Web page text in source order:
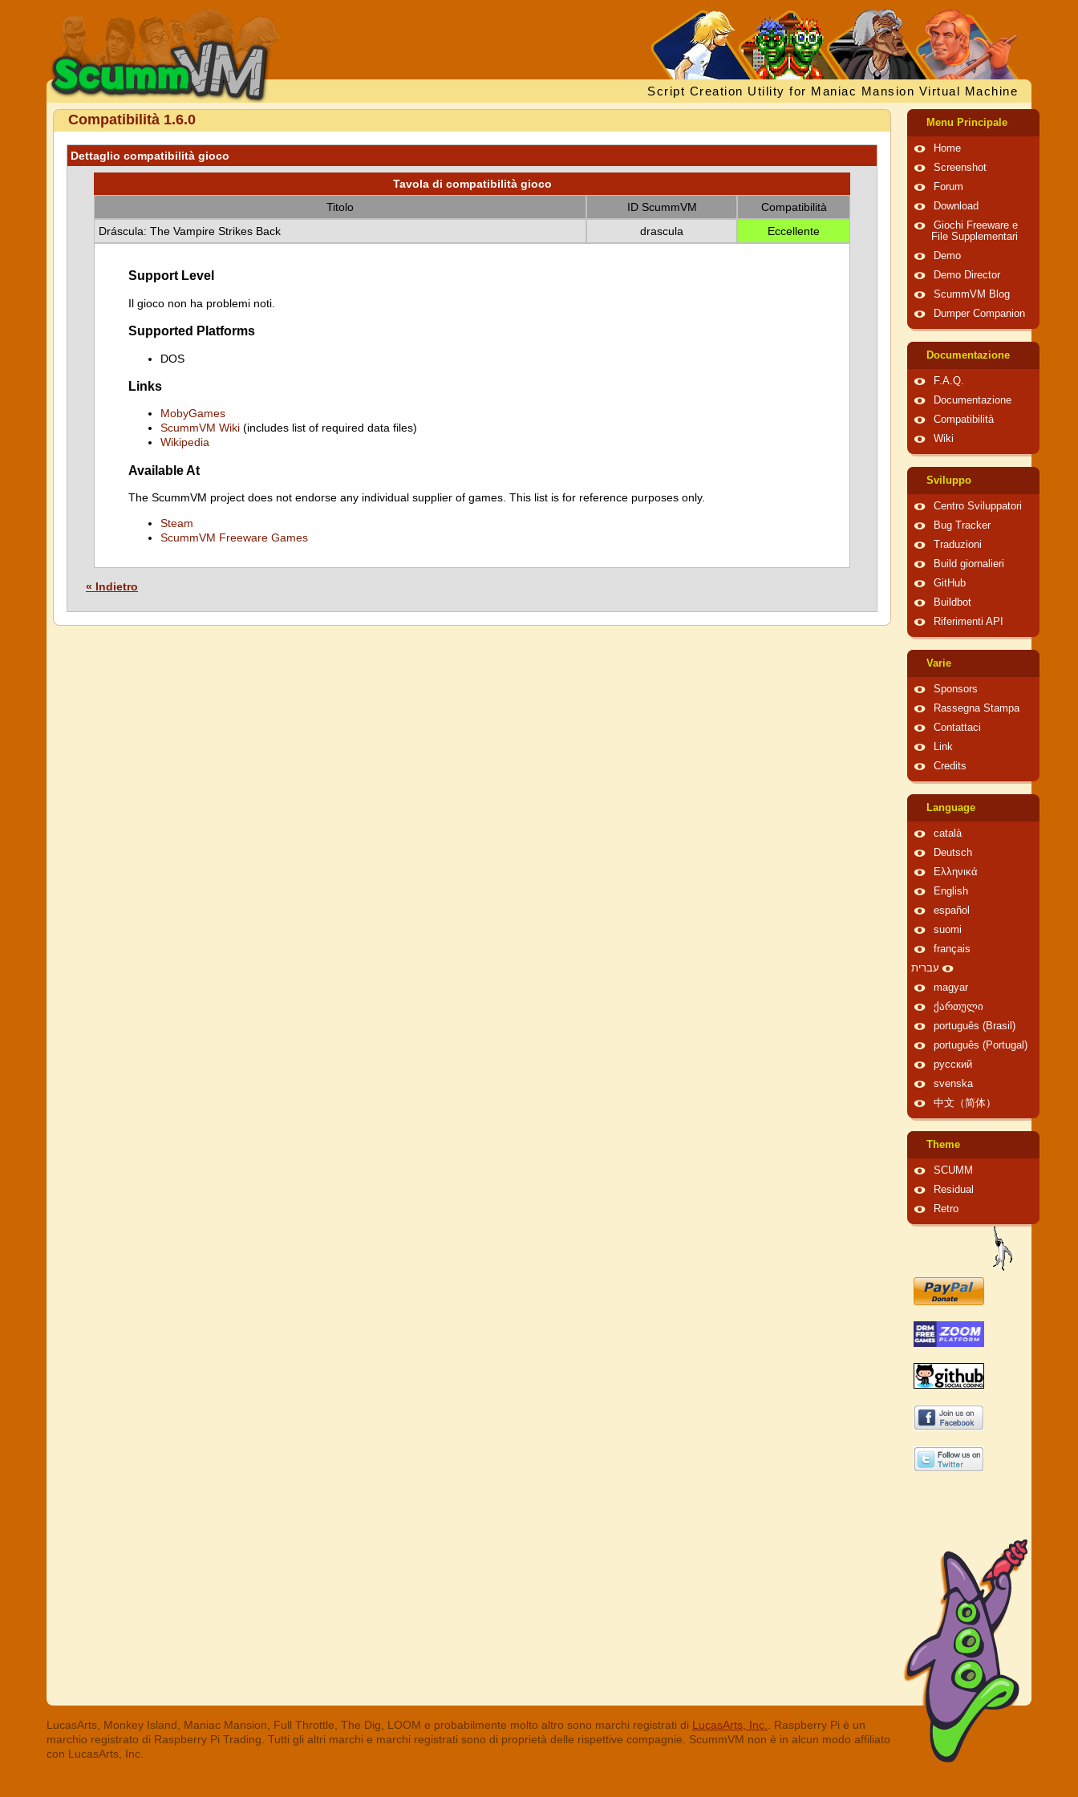
Script Creation Utility for Maniac Mansion Virtual Machine
Compatibilità 1.6.0
Dettaglio compatibilità gioco
Tavola di compatibilità gioco
Titolo
ID ScummVM
Compatibilità
Dráscula: The Vampire Strikes Back
drascula Eccellente
Support Level
Il gioco non ha problemi noti.
Supported Platforms
DOS
Links
MobyGames
ScummVM Wiki (includes list of required data files)
Wikipedia
Available At
The ScummVM project does not endorse any individual supplier of games. This list is for reference purposes only.
Steam
ScummVM Freeware Games
« Indietro
Menu Principale
Home
Screenshot
Forum
Download
Giochi Freeware e
File Supplementari
Demo
Demo Director
ScummVM Blog
Dumper Companion
Documentazione
F.A.Q.
Documentazione
Compatibilità
Wiki
Sviluppo
Centro Sviluppatori
Bug Tracker
Traduzioni
Build giornalieri
GitHub
Buildbot
Riferimenti API
Varie
Sponsors
Rassegna Stampa
Contattaci
Link
Credits
Language
català
Deutsch
Ελληνικά
English
español
suomi
français
עברית
magyar
ქართული
português (Brasil)
português (Portugal)
русский
svenska
中文（简体）
Theme
SCUMM
Residual
Retro
LucasArts, Monkey Island, Maniac Mansion, Full Throttle, The Dig, LOOM e probabilmente molto altro sono marchi registrati di LucasArts, Inc.
. Raspberry Pi è un
marchio registrato di Raspberry Pi Trading. Tutti gli altri marchi e marchi registrati sono di proprietà delle rispettive compagnie. ScummVM non è in alcun modo affiliato
con LucasArts, Inc.